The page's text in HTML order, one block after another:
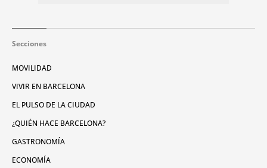
Secciones
MOVILIDAD
VIVIR EN BARCELONA
EL PULSO DE LA CIUDAD
¿QUIÉN HACE BARCELONA?
GASTRONOMÍA
ECONOMÍA